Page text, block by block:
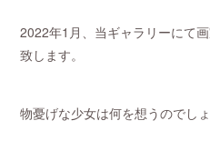
2022年1月、当ギャラリーにて
致します。
物憂げな少女は何を想うのでしょ